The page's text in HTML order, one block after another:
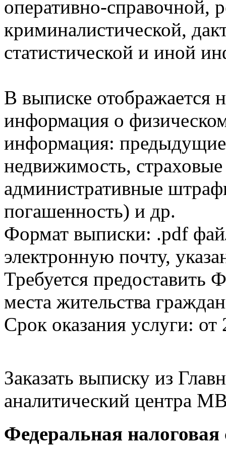
оперативно-справочной,
криминалистической,
статистической и иной
В выписке отображается
информация о
информация:
недвижимость,
административные
погашенность) и др.
Формат выписки: .pdf
электронную почту,
Требуется
места жительства
Срок оказания услуги: от
Заказать выписку из
аналитический центра
Федеральная налоговая